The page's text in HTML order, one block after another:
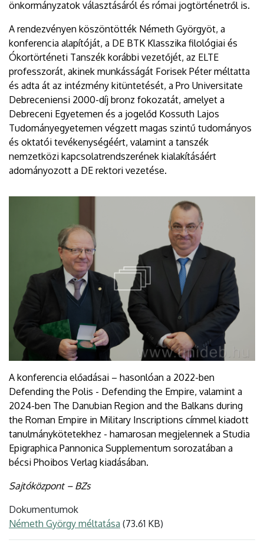
önkormányzatok választásáról és római jogtörténetről is.
A rendezvényen köszöntötték Németh Györgyöt, a
konferencia alapítóját, a DE BTK Klasszika filológiai és
Ókortörténeti Tanszék korábbi vezetőjét, az ELTE
professzorát, akinek munkásságát Forisek Péter méltatta
és adta át az intézmény kitüntetését, a Pro Universitate
Debreceniensi 2000-díj bronz fokozatát, amelyet a
Debreceni Egyetemen és a jogelőd Kossuth Lajos
Tudományegyetemen végzett magas szintű tudományos
és oktatói tevékenységéért, valamint a tanszék
nemzetközi kapcsolatrendszerének kialakításáért
adományozott a DE rektori vezetése.
A konferencia előadásai – hasonlóan a 2022-ben
Defending the Polis - Defending the Empire, valamint a
2024-ben The Danubian Region and the Balkans during
the Roman Empire in Military Inscriptions címmel kiadott
tanulmánykötetekhez - hamarosan megjelennek a Studia
Epigraphica Pannonica Supplementum sorozatában a
bécsi Phoibos Verlag kiadásában.
Sajtóközpont – BZs
Dokumentumok
Németh György méltatása (73.61 KB)